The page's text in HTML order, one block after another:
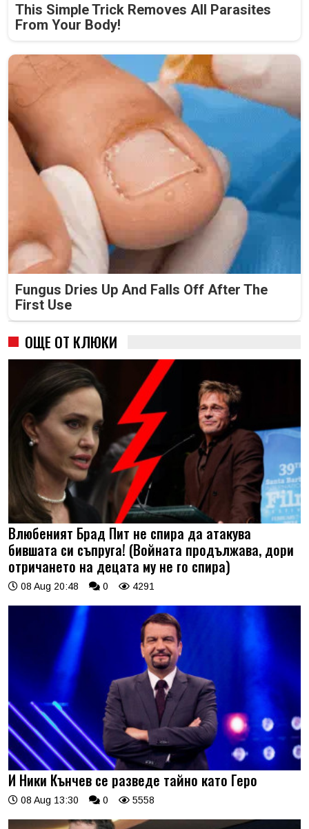
This Simple Trick Removes All Parasites
From Your Body!
Fungus Dries Up And Falls Off After The
First Use
ОЩЕ ОТ КЛЮКИ
Влюбеният Брад Пит не спира да атакува
бившата си съпруга! (Войната продължава, дори
отричането на децата му не го спира)
08 Aug 20:48 0 4291
И Ники Кънчев се разведе тайно като Геро
08 Aug 13:30 0 5558